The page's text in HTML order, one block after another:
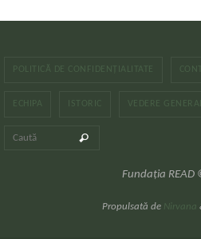
POLITICĂ DE CONFIDENȚIALITATE
ECHIPA ISTORIC VEDERE
Caută
Fundația
Propulsată de Nirvana